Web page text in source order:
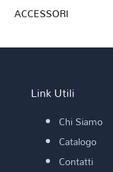
ACCESSORI
Link Utili
Chi Siamo
Catalogo
Contatti